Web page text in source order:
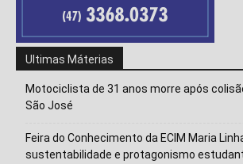
Ultimas Máterias
Motociclista de 31 anos morre após
São José
Feira do Conhecimento da ECIM Maria
sustentabilidade e protagonismo